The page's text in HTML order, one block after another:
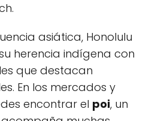
asiática, Honolulu
herencia indígena con
que destacan
En los mercados y
encontrar el poi,​ un